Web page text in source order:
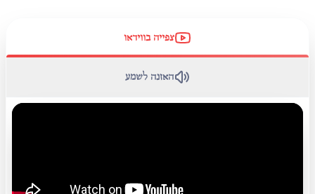
צפייה בווידאו
האזנה לשמע